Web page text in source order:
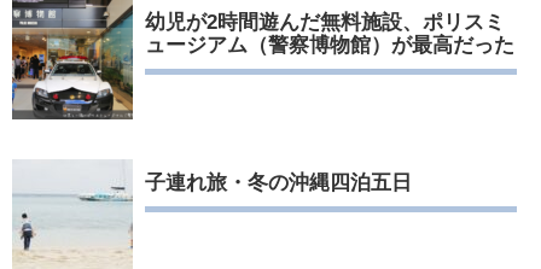
幼児が2時間遊んだ無料施設、ポリスミ
ュージアム（警察博物館）が最高だった
子連れ旅・冬の沖縄四泊五日